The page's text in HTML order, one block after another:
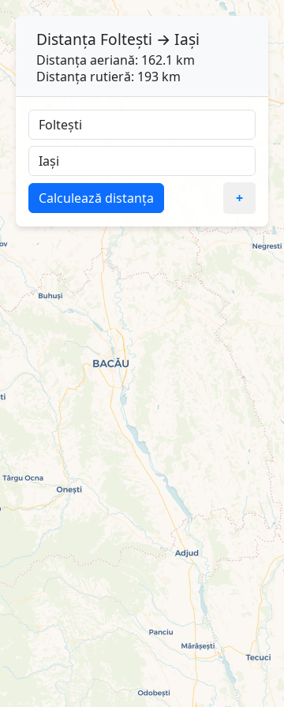
Distanța Foltești → Iași
Distanța aeriană: 162.1 km
Distanța rutieră: 193 km
Calculează distanța +